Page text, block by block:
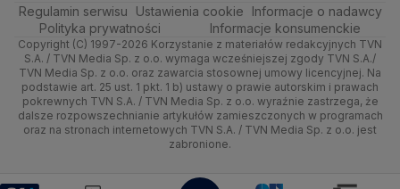
Ministerstwo Rozwoju i Technologii
Ministerstwo Sportu i Turystyki
Ministerstwo Cyfryzacji
Ministerstwo Edukacji Narodowej
Ministerstwo Finansów
Ministerstwo Klimatu i Środowiska
Ministerstwo Nauki i Szkolnictwa Wyższego
Ministerstwo Rodziny, Pracy i Polityki Społecznej
Quizy
Tematy
Kielce
Kujawsko-pomorskie
Lublin
Lubuskie
Handel
Ze świata
Tech
Moto
Polska
Prognoza
Świat
Nauka
Sporty zimowe
Lekkoatletyka
Siatkówka
F1
Polityka
Zdrowie
Tech
Nauka
Wyślij zgłoszenie
Dzień Dobry TVN
Uwaga TVN
HGTV
TVN Turbo
Centrum pomocy
Test zgodności
Oglądaj na TV
Zrealizuj voucher
Regulamin serwisu Ustawienia cookie
Informacje o nadawcy
Polityka prywatności
Informacje konsumenckie
Copyright (C) 1997-2026 Korzystanie z materiałów redakcyjnych TVN
S.A. / TVN Media Sp. z o.o. wymaga wcześniejszej zgody TVN S.A./
TVN Media Sp. z o.o. oraz zawarcia stosownej umowy licencyjnej. Na
podstawie art. 25 ust. 1 pkt. 1 b) ustawy o prawie autorskim i prawach
pokrewnych TVN S.A. / TVN Media Sp. z o.o. wyraźnie zastrzega, że
dalsze rozpowszechnianie artykułów zamieszczonych w programach
oraz na stronach internetowych TVN S.A. / TVN Media Sp. z o.o. jest
zabronione.